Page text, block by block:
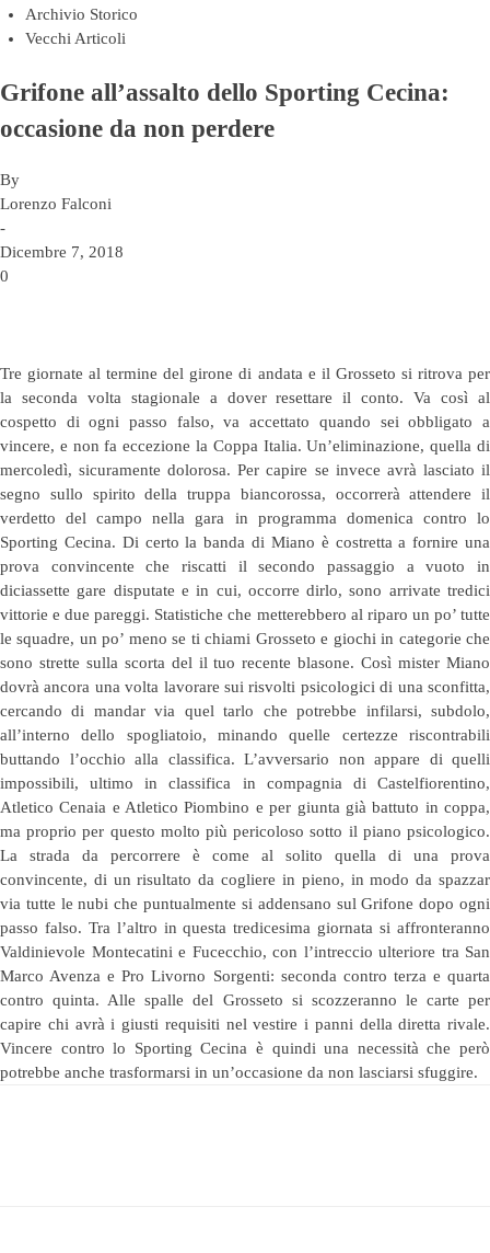
Archivio Storico
Vecchi Articoli
Grifone all’assalto dello Sporting Cecina:
occasione da non perdere
By
Lorenzo Falconi
-
Dicembre 7, 2018
0
Tre giornate al termine del girone di andata e il Grosseto si ritrova per
la seconda volta stagionale a dover resettare il conto. Va così al
cospetto di ogni passo falso, va accettato quando sei obbligato a
vincere, e non fa eccezione la Coppa Italia. Un’eliminazione, quella di
mercoledì, sicuramente dolorosa. Per capire se invece avrà lasciato il
segno sullo spirito della truppa biancorossa, occorrerà attendere il
verdetto del campo nella gara in programma domenica contro lo
Sporting Cecina. Di certo la banda di Miano è costretta a fornire una
prova convincente che riscatti il secondo passaggio a vuoto in
diciassette gare disputate e in cui, occorre dirlo, sono arrivate tredici
vittorie e due pareggi. Statistiche che metterebbero al riparo un po’ tutte
le squadre, un po’ meno se ti chiami Grosseto e giochi in categorie che
sono strette sulla scorta del il tuo recente blasone. Così mister Miano
dovrà ancora una volta lavorare sui risvolti psicologici di una sconfitta,
cercando di mandar via quel tarlo che potrebbe infilarsi, subdolo,
all’interno dello spogliatoio, minando quelle certezze riscontrabili
buttando l’occhio alla classifica. L’avversario non appare di quelli
impossibili, ultimo in classifica in compagnia di Castelfiorentino,
Atletico Cenaia e Atletico Piombino e per giunta già battuto in coppa,
ma proprio per questo molto più pericoloso sotto il piano psicologico.
La strada da percorrere è come al solito quella di una prova
convincente, di un risultato da cogliere in pieno, in modo da spazzar
via tutte le nubi che puntualmente si addensano sul Grifone dopo ogni
passo falso. Tra l’altro in questa tredicesima giornata si affronteranno
Valdinievole Montecatini e Fucecchio, con l’intreccio ulteriore tra San
Marco Avenza e Pro Livorno Sorgenti: seconda contro terza e quarta
contro quinta. Alle spalle del Grosseto si scozzeranno le carte per
capire chi avrà i giusti requisiti nel vestire i panni della diretta rivale.
Vincere contro lo Sporting Cecina è quindi una necessità che però
potrebbe anche trasformarsi in un’occasione da non lasciarsi sfuggire.